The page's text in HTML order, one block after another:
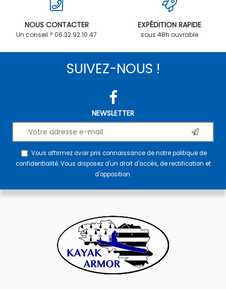
NOUS CONTACTER
Un conseil ? 06.32.92.10.47
EXPÉDITION RAPIDE
sous 48h ouvrable
SUIVEZ-NOUS !
NEWSLETTER
Vous affirmez avoir pris connaissance de notrepolitique de
confidentialité. Vous disposez d'un droit d'accès, de rectification et
d'opposition.